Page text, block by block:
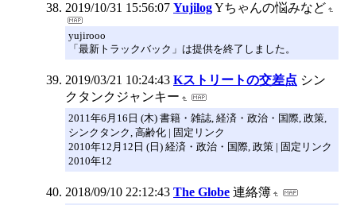
2019/10/31 15:56:07 YujilogYちゃんの悩みなど
yujirooo
「最新トラックバック」は提供を終了しました。
2019/03/21 10:24:43 Kストリートの交差点 シン
クタンクジャンキー
2011年6月16日 (木) 書籍・雑誌, 経済・政治・国際, 政策,
シンクタンク, 高齢化 | 固定リンク
2010年12月12日 (日) 経済・政治・国際, 政策 | 固定リンク
2010年12
2018/09/10 22:12:43 The Globe 連絡簿